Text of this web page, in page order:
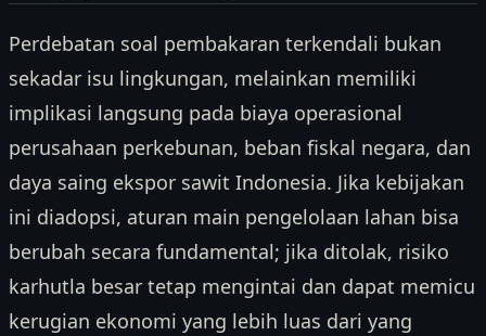
Perdebatan soal pembakaran terkendali bukan
sekadar isu lingkungan, melainkan memiliki
implikasi langsung pada biaya operasional
perusahaan perkebunan, beban fiskal negara, dan
daya saing ekspor sawit Indonesia. Jika kebijakan
ini diadopsi, aturan main pengelolaan lahan bisa
berubah secara fundamental; jika ditolak, risiko
karhutla besar tetap mengintai dan dapat memicu
kerugian ekonomi yang lebih luas dari yang